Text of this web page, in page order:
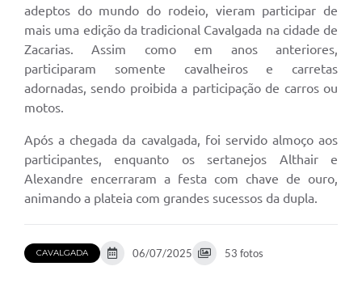
adeptos do mundo do rodeio, vieram participar de
mais uma edição da tradicional Cavalgada na cidade de
Zacarias. Assim como em anos anteriores,
participaram somente cavalheiros e carretas
adornadas, sendo proibida a participação de carros ou
motos.
Após a chegada da cavalgada, foi servido almoço aos
participantes, enquanto os sertanejos Althair e
Alexandre encerraram a festa com chave de ouro,
animando a plateia com grandes sucessos da dupla.
CAVALGADA 06/07/2025 53 fotos